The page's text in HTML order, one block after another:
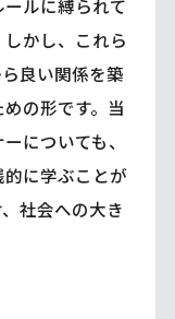
ルに縛られて
かし、これら
良い関係を築
の形です。当
についても、
に学ぶことが
社会への大き